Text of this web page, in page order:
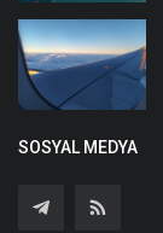
SOSYAL MEDYA